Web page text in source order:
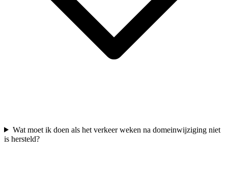
Wat moet ik doen als het verkeer weken na domeinwijziging niet
is hersteld?